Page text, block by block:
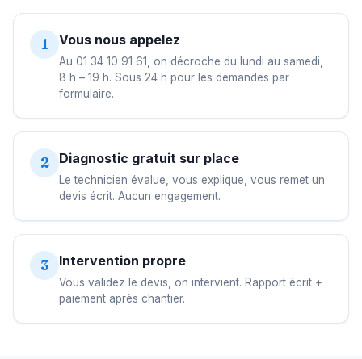
1 Vous nous appelez
Au 01 34 10 91 61, on décroche du lundi au samedi,
8 h – 19 h. Sous 24 h pour les demandes par
formulaire.
2 Diagnostic gratuit sur place
Le technicien évalue, vous explique, vous remet un
devis écrit. Aucun engagement.
3 Intervention propre
Vous validez le devis, on intervient. Rapport écrit +
paiement après chantier.